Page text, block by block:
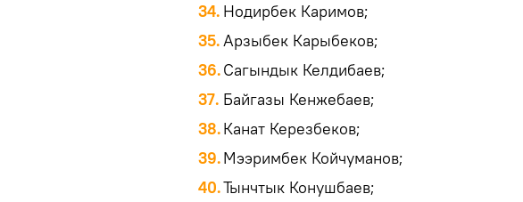
Нодирбек Каримов;
Арзыбек Карыбеков;
Сагындык Келдибаев;
Байгазы Кенжебаев;
Канат Керезбеков;
Мээримбек Койчуманов;
Тынчтык Конушбаев;